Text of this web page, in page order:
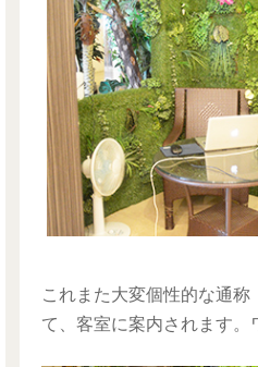
これまた大変個性的な通称
て、客室に案内されます。